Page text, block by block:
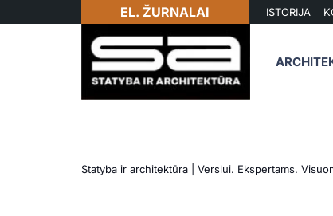
EL. ŽURNALAI ISTORIJA
Statyba ir architektūra | Verslui. Ekspertams.